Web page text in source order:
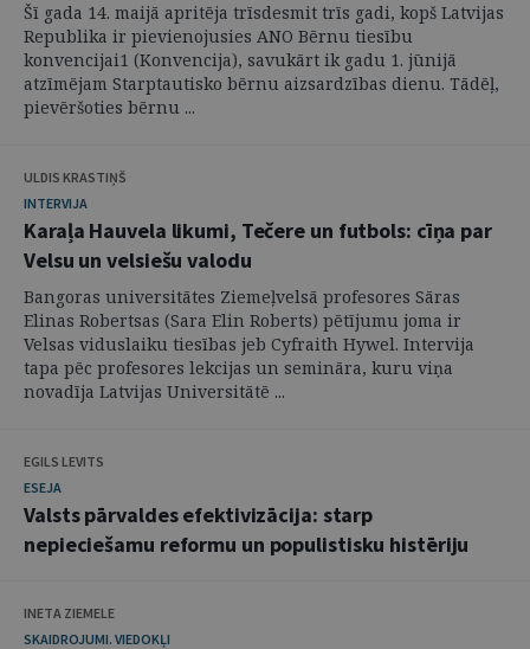
Šī gada 14. maijā apritēja trīsdesmit trīs gadi, kopš Latvijas
Republika ir pievienojusies ANO Bērnu tiesību
konvencijai1 (Konvencija), savukārt ik gadu 1. jūnijā
atzīmējam Starptautisko bērnu aizsardzības dienu. Tādēļ,
pievēršoties bērnu ...
ULDIS KRASTIŅŠ
INTERVIJA
Karaļa Hauvela likumi, Tečere un futbols: cīņa par
Velsu un velsiešu valodu
Bangoras universitātes Ziemeļvelsā profesores Sāras
Elinas Robertsas (Sara Elin Roberts) pētījumu joma ir
Velsas viduslaiku tiesības jeb Cyfraith Hywel. Intervija
tapa pēc profesores lekcijas un semināra, kuru viņa
novadīja Latvijas Universitātē ...
EGILS LEVITS
ESEJA
Valsts pārvaldes efektivizācija: starp
nepieciešamu reformu un populistisku histēriju
INETA ZIEMELE
SKAIDROJUMI. VIEDOKĻI